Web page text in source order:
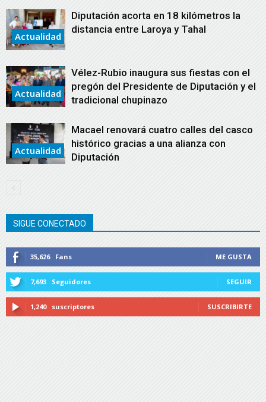
Actualidad
Diputación acorta en 18 kilómetros la
distancia entre Laroya y Tahal
Actualidad
Vélez-Rubio inaugura sus fiestas con el
pregón del Presidente de Diputación y el
tradicional chupinazo
Actualidad
Macael renovará cuatro calles del casco
histórico gracias a una alianza con
Diputación
SIGUE CONECTADO
35,626 Fans ME GUSTA
7,693 Seguidores SEGUIR
1,240 suscriptores SUSCRIBIRTE